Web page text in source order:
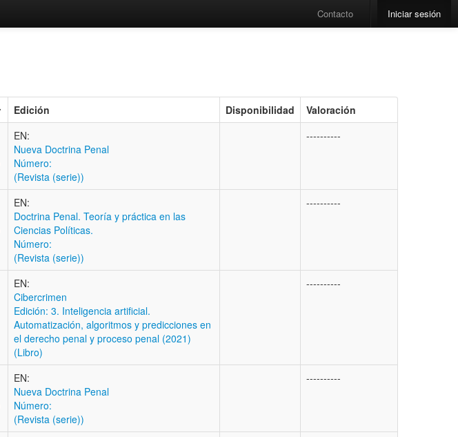
Contacto Iniciar sesión
Edición Disponibilidad Valoración
EN:
Nueva Doctrina Penal
Número:
(Revista (serie))
----------
EN:
Doctrina Penal. Teoría y práctica en las
Ciencias Políticas.
Número:
(Revista (serie))
----------
EN:
Cibercrimen
Edición: 3. Inteligencia artificial.
Automatización, algoritmos y predicciones en
el derecho penal y proceso penal (2021)
(Libro)
----------
EN:
Nueva Doctrina Penal
Número:
(Revista (serie))
----------